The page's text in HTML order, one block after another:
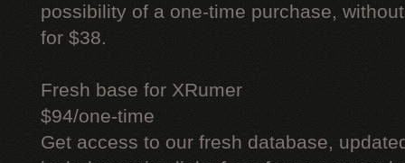
possibility of a one-time purchase,
for $38.
Fresh base for XRumer
$94/one-time
Get access to our fresh database,